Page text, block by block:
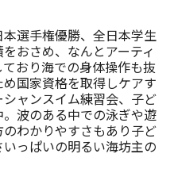
選手権優勝、全日本学生
おさめ、なんとアーティ
おり海での身体操作も抜
国家資格を取得しケアす
ャンスイム練習会、子ど
波のある中での泳ぎや遊
わかりやすさもあり子ど
っぱいの明るい海坊主の